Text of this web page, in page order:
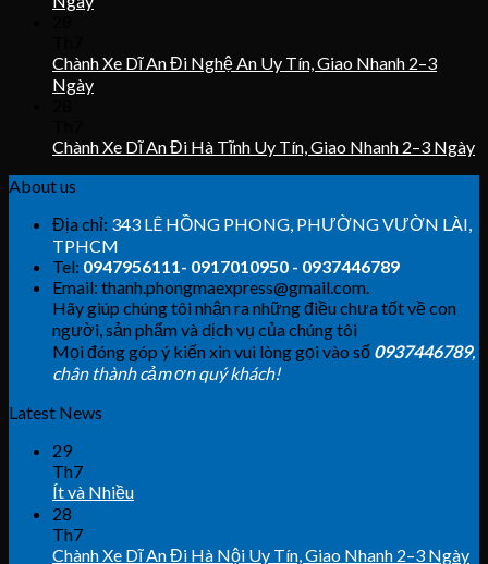
Chành Xe Dĩ An Đi Nghệ An Uy Tín, Giao Nhanh 2–3
Ngày
Chành Xe Dĩ An Đi Hà Tĩnh Uy Tín, Giao Nhanh 2–3 Ngày
About us
Địa chỉ: 343 LÊ HỒNG PHONG, PHƯỜNG VƯỜN LÀI,
TPHCM
Tel: 0947956111- 0917010950 - 0937446789
Email: thanh.phongmaexpress@gmail.com.
Hãy giúp chúng tôi nhận ra những điều chưa tốt về con
người, sản phẩm và dịch vụ của chúng tôi
Mọi đóng góp ý kiến xin vui lòng gọi vào số 0937446789,
chân thành cảm ơn quý khách!
Latest News
29
Th7
Ít và Nhiều
28
Th7
Chành Xe Dĩ An Đi Hà Nội Uy Tín, Giao Nhanh 2–3 Ngày